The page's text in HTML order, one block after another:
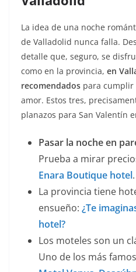
La idea de una noche
de Valladolid nunca falla.
detalle que, seguro, se
como en la provincia, en
recomendados para cumplir
amor. Estos tres,
planazos para San Valentín
Pasar la noche en
Prueba a mirar
Enara Boutique hotel.
La provincia tiene
ensueño: ¿Te
hotel?
Los moteles son un
Uno de los más